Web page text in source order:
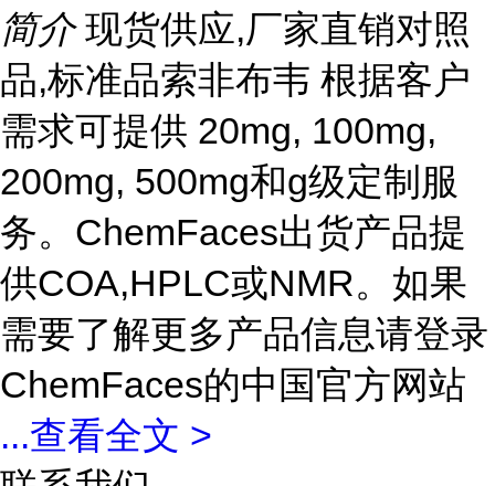
简介 现货供应,厂家直销对照
品,标准品索非布韦 根据客户
需求可提供 20mg, 100mg,
200mg, 500mg和g级定制服
务。ChemFaces出货产品提
供COA,HPLC或NMR。如果
需要了解更多产品信息请登录
ChemFaces的中国官方网站
...查看全文 >